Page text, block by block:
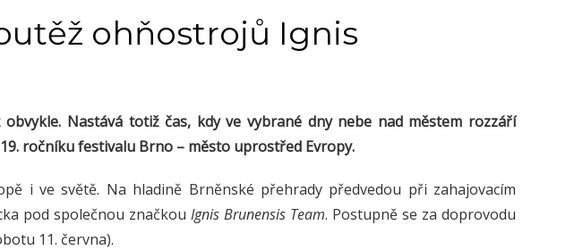
ohňostrojů Ignis
Nastává totiž čas, kdy ve vybrané dny nebe nad městem rozzáří
ročníku festivalu Brno – město uprostřed Evropy.
i ve světě. Na hladině Brněnské přehrady předvedou při zahajovacím
pod společnou značkou Ignis Brunensis Team. Postupně se za doprovodu
11. června).